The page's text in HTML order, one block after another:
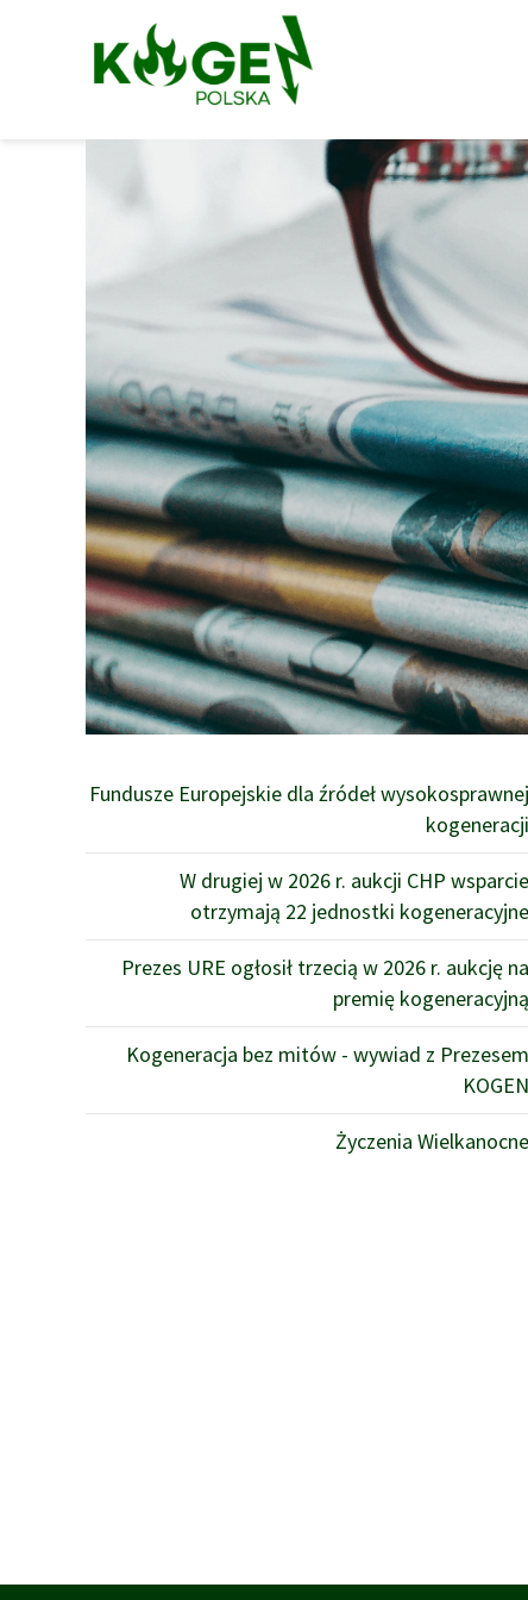
Fundusze Europejskie dla źródeł wysokosprawnej
kogeneracji
W drugiej w 2026 r. aukcji CHP wsparcie
otrzymają 22 jednostki kogeneracyjne
Prezes URE ogłosił trzecią w 2026 r. aukcję na
premię kogeneracyjną
Kogeneracja bez mitów - wywiad z Prezesem
KOGEN
Życzenia Wielkanocne